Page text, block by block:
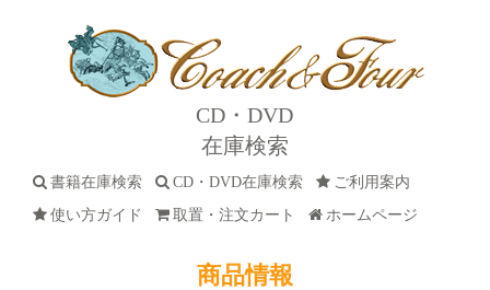
CD・DVD
在庫検索
書籍在庫検索 CD・DVD在庫検索
ご利用案内
使い方ガイド
取置・注文カート ホームページ
商品情報